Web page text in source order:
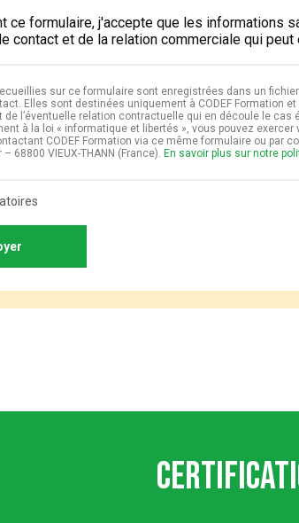
données *
ce formulaire, j'accepte que les informations
contact et de la relation commerciale qui peut
sur ce formulaire sont enregistrées dans un
Elles sont destinées uniquement à CODEF Formation
de l’éventuelle relation contractuelle qui en découle le
à la loi « informatique et libertés », vous pouvez
CODEF Formation via ce même formulaire ou par
68800 VIEUX-THANN (France). En savoir plus sur notre